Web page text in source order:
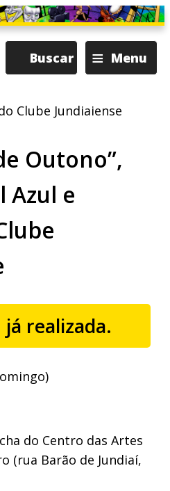
≡ Menu
Buscar
Clube Jundiaiense
Outono”,
Azul e
realizada.
do Centro das Artes
(rua Barão de Jundiaí,